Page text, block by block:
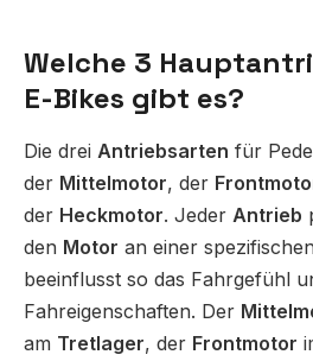
Welche 3
E-Bikes gibt es?
Die drei Antriebsarten für
der Mittelmotor, der
der Heckmotor. Jeder Antrieb
den Motor an einer
beeinflusst so das Fahrgefühl
Fahreigenschaften. Der
am Tretlager, der Frontmotor